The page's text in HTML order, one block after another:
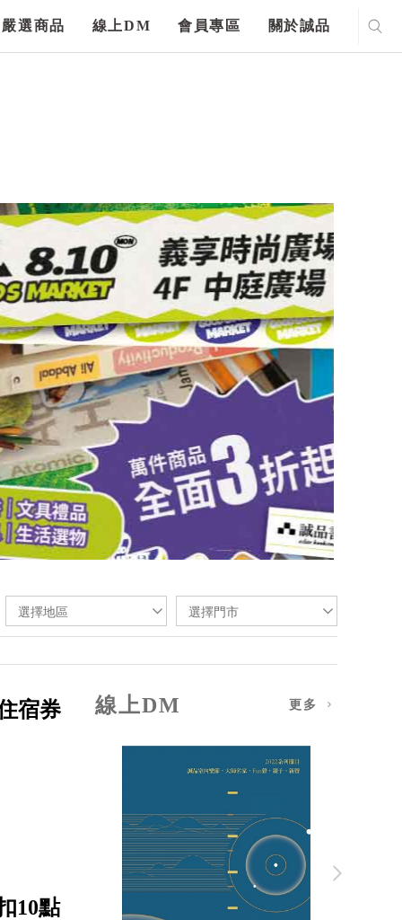
嚴選商品 線上DM 會員專區 關於誠品
選擇地區 選擇門市
宿券
10點
線上DM 更多